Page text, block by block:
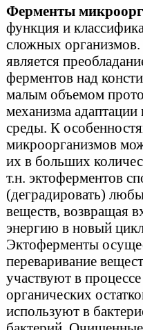
Ферменты
функция и
сложных
является
ферментов над
малым объемом
механизма
среды. К
микроорганизмов
их в больших
т.н. эктоферментов
(деградировать)
веществ, возвращая
энергию в новый
Эктоферменты
переваривание
участвуют в
органических
используют в